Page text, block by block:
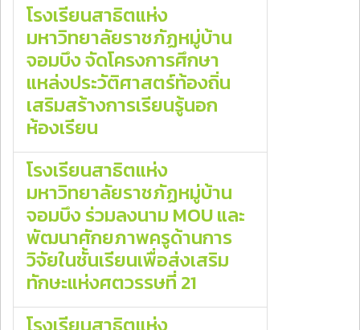
โรงเรียนสาธิตแห่ง
มหาวิทยาลัยราชภัฏหมู่บ้าน
จอมบึง จัดโครงการศึกษา
แหล่งประวัติศาสตร์ท้องถิ่น
เสริมสร้างการเรียนรู้นอก
ห้องเรียน
โรงเรียนสาธิตแห่ง
มหาวิทยาลัยราชภัฏหมู่บ้าน
จอมบึง ร่วมลงนาม MOU และ
พัฒนาศักยภาพครูด้านการ
วิจัยในชั้นเรียนเพื่อส่งเสริม
ทักษะแห่งศตวรรษที่ 21